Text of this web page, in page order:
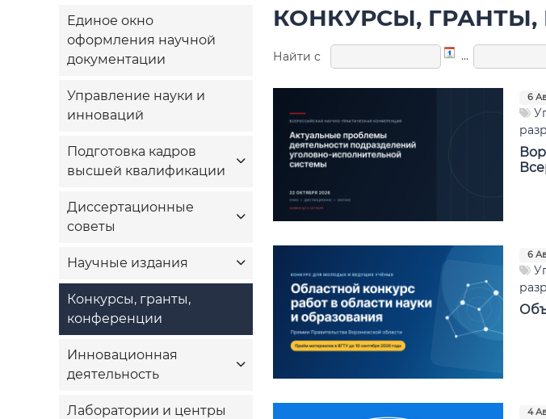
Единое окно
оформления научной
документации
Управление науки и
инноваций
Подготовка кадров
высшей квалификации
Диссертационные
советы
Научные издания
Конкурсы, гранты,
конференции
Инновационная
деятельность
Лаборатории и центры
КОНКУРСЫ,
Найти с …
6
6
4